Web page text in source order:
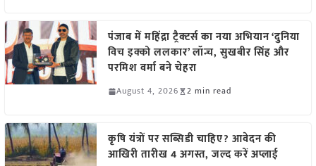
पंजाब में महिंद्रा ट्रैक्टर्स का नया अभियान ‘दुनिया
विच इक्को ललकार’ लॉन्च, सुखबीर सिंह और
परमिश वर्मा बने चेहरा
August 4, 2026 2 min read
कृषि यंत्रों पर सब्सिडी चाहिए? आवेदन की
आखिरी तारीख 4 अगस्त, जल्द करें अप्लाई